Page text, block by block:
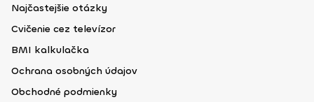
Najčastejšie otázky
Cvičenie cez televízor
BMI kalkulačka
Ochrana osobných údajov
Obchodné podmienky